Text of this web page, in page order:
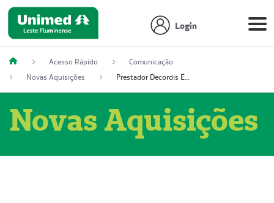
Login
Acesso Rápido
Comunicação
Novas Aquisições
Prestador Decordis Exames Cardiológicos LTDA (51004347-4)
Novas Aquisições